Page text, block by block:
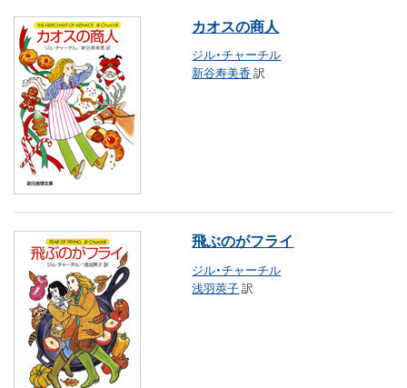
カオスの商人
ジル・チャーチル
新谷寿美香 訳
飛ぶのがフライ
ジル・チャーチル
浅羽莢子訳